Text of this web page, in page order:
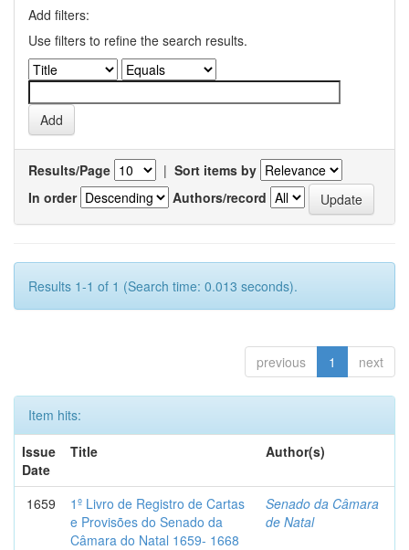
Add filters:
Use filters to refine the search results.
Results/Page | Sort items by
In order
Authors/record
Results 1-1 of 1 (Search time: 0.013 seconds).
previous 1 next
Item hits:
Issue
Date
Title Author(s)
1659
1º Livro de Registro de Cartas
e Provisões do Senado da
Câmara do Natal 1659- 1668
Senado da Câmara
de Natal